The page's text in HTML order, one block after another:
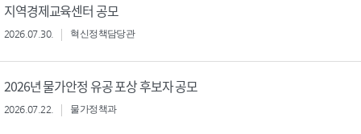
지역경제교육센터 공모
2026.07.30. 혁신정책담당관
2026년 물가안정 유공 포상 후보자 공모
2026.07.22. 물가정책과